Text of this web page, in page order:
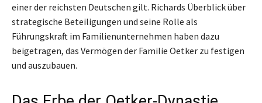
einer der reichsten Deutschen gilt. Richards Überblick über
strategische Beteiligungen und seine Rolle als
Führungskraft im Familienunternehmen haben dazu
beigetragen, das Vermögen der Familie Oetker zu festigen
und auszubauen.